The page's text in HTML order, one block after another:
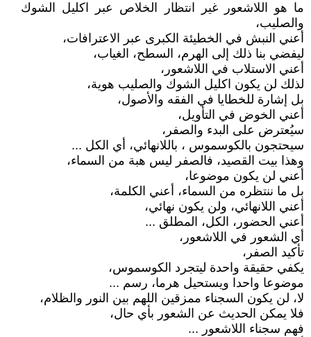
ما هو اللاشعور غير انتظار الخلاص عبر اكليل الشوك
والصليب،
أعني النبش في الخطيئة الكبرى عبر الاعترافات،
ليفضي بنا ذلك إلى الهرم، السطح، الغياب،
أعني الاستلاب في اللاشعور،
لذلك لن يكون اكليل الشوك والصليب هوية،
بل إشارة للخطايا في الفقه والأصول،
أعني الخوض في التأويل،
سيُعترض على البدء والصفر،
سيحتجون بالكوسموس ، باللانهائي، أي الكل ...
وهذا بيت القصيد، فالصفر ليس هبة من السماء،
أعني لن يكون موضوعا،
بل ما ننتظره من السماء، أعني الكلمة،
أعني اللانهائي، ولن يكون نهائي،
أعني الحضور، الكل، المطلق ...
أي الشعور في اللاشعور،
تأكيد الصفر،
يكفي حقيقة واحدة ليتجرد الكوسموس،
موضوعا واحدا ويستحيل هرما، رسم ...
لا، لن يكون السجناء ممزقين اللهم بين النور والظلام،
فلا يمكن الحديث عن الشعور بأي حال،
فهم سجناء اللاشعور ...